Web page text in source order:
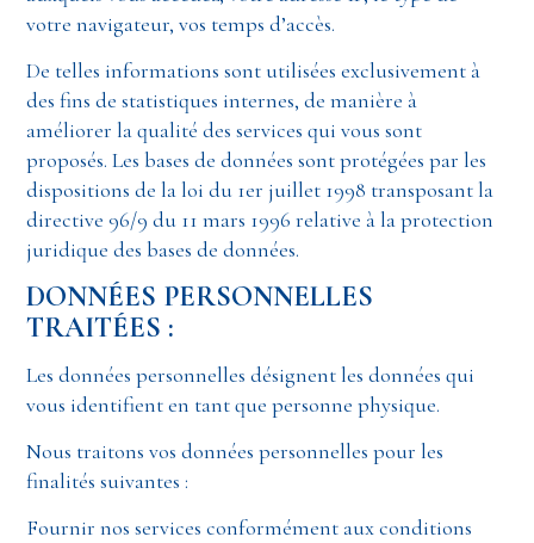
votre navigateur, vos temps d’accès.
De telles informations sont utilisées exclusivement à
des fins de statistiques internes, de manière à
améliorer la qualité des services qui vous sont
proposés. Les bases de données sont protégées par les
dispositions de la loi du 1er juillet 1998 transposant la
directive 96/9 du 11 mars 1996 relative à la protection
juridique des bases de données.
DONNÉES PERSONNELLES
TRAITÉES :
Les données personnelles désignent les données qui
vous identifient en tant que personne physique.
Nous traitons vos données personnelles pour les
finalités suivantes :
Fournir nos services conformément aux conditions